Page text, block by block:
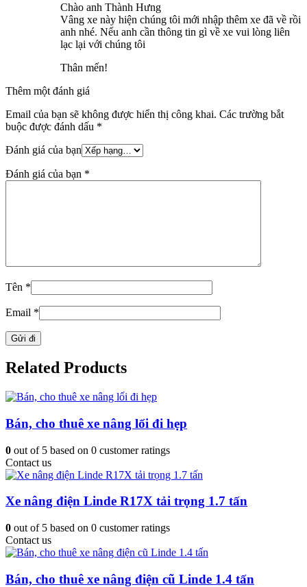
Chào anh Thành Hưng
Vâng xe này hiện chúng tôi mới nhập thêm xe đã về rồi
anh nhé. Nếu anh cần thông tin gì về xe vui lòng liên
lạc lại với chúng tôi
Thân mến!
Thêm một đánh giá
Email của bạn sẽ không được hiển thị công khai. Các trường bắt
buộc được đánh dấu *
Đánh giá của bạn
Đánh giá của bạn *
Tên *
Email *
Related Products
Bán, cho thuê xe nâng lối đi hẹp
0 out of 5 based on 0 customer ratings
Contact us
Xe nâng điện Linde R17X tải trọng 1.7 tấn
0 out of 5 based on 0 customer ratings
Contact us
Bán, cho thuê xe nâng điện cũ Linde 1.4 tấn